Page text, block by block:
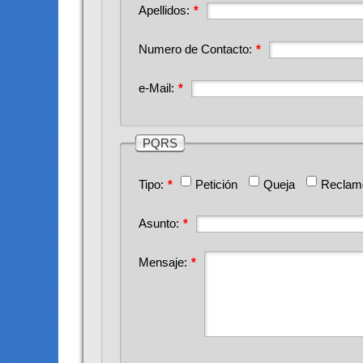
Apellidos: *
Numero de Contacto: *
e-Mail: *
PQRS
Tipo: * Petición Queja
Asunto: *
Mensaje: *